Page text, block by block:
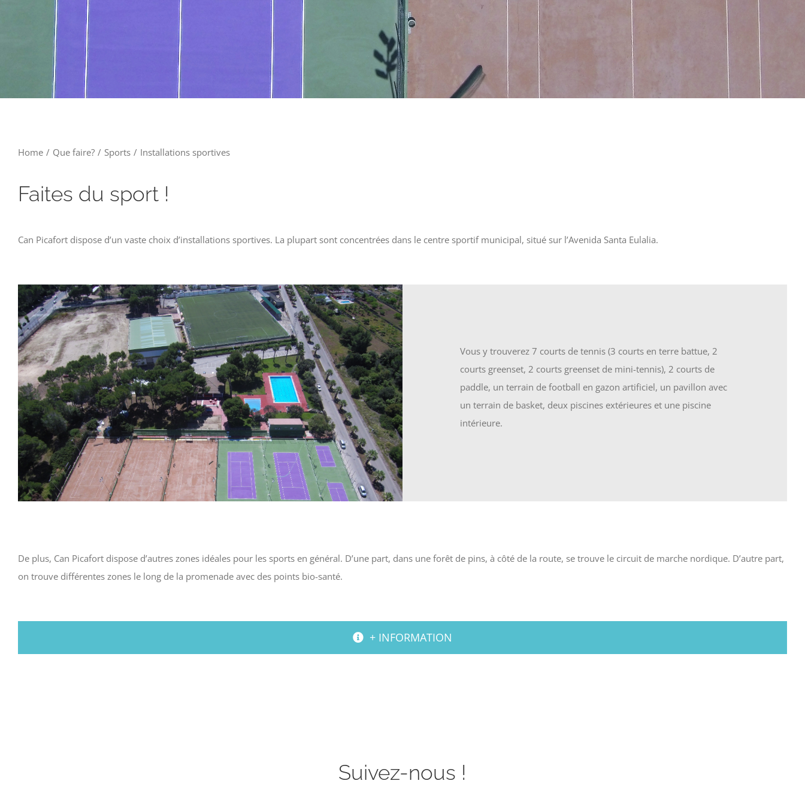
Home / Que faire? / Sports / Installations sportives
Faites du sport !
Can Picafort dispose d’un vaste choix d’installations sportives. La plupart sont concentrées dans le centre sportif municipal, situé sur l’Avenida Santa Eulalia.
Vous y trouverez 7 courts de tennis (3 courts en terre battue, 2
courts greenset, 2 courts greenset de mini-tennis), 2 courts de
paddle, un terrain de football en gazon artificiel, un pavillon avec
un terrain de basket, deux piscines extérieures et une piscine
intérieure.
De plus, Can Picafort dispose d’autres zones idéales pour les sports en général. D’une part, dans une forêt de pins, à côté de la route, se trouve le circuit de marche nordique. D’autre part,
on trouve différentes zones le long de la promenade avec des points bio-santé.
+ INFORMATION
Suivez-nous !